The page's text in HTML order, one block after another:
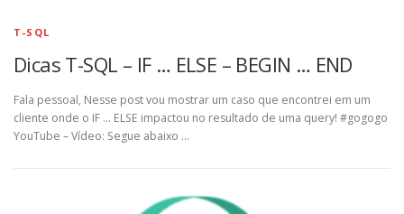
T-SQL
Dicas T-SQL – IF … ELSE – BEGIN … END
Fala pessoal, Nesse post vou mostrar um caso que encontrei em um
cliente onde o IF … ELSE impactou no resultado de uma query! #gogogo
YouTube – Vídeo: Segue abaixo …